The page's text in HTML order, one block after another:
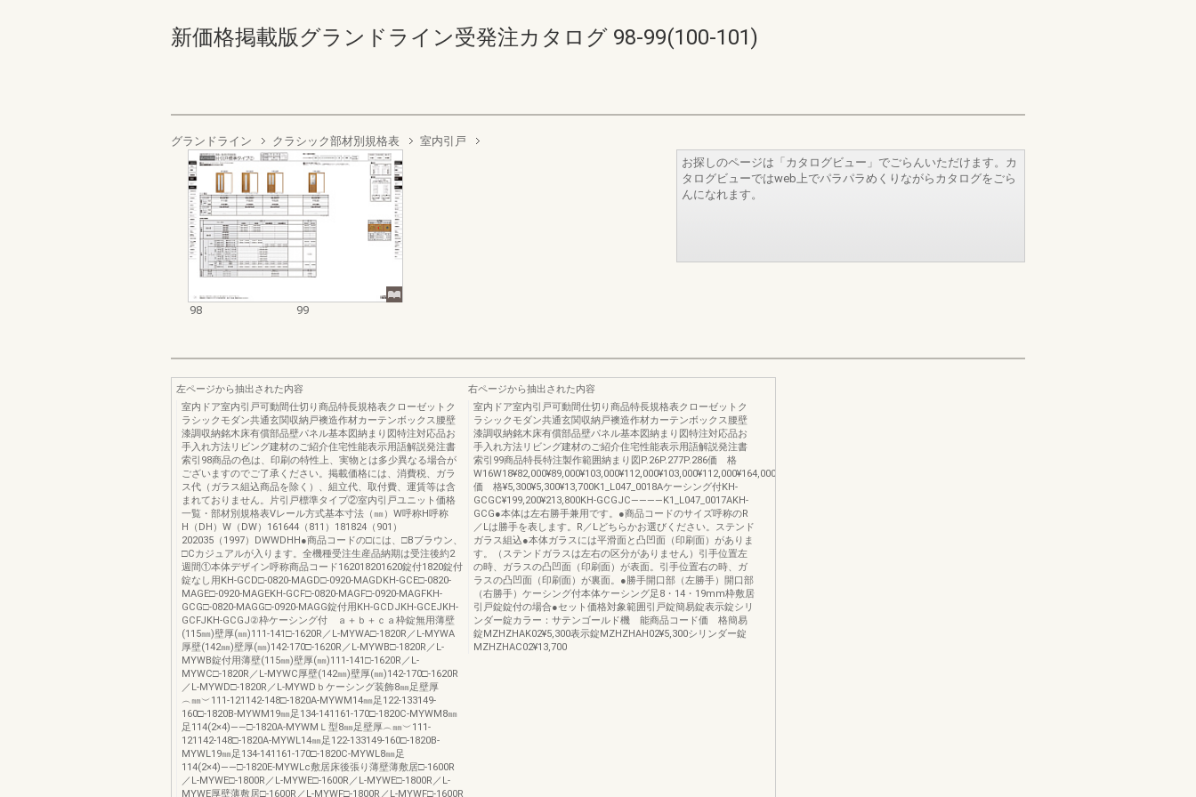
新価格掲載版グランドライン受発注カタログ 98-99(100-101)
グランドライン クラシック部材別規格表 室内引戸
98 99
お探しのページは「カタログビュー」でごらんいただけます。カ
タログビューではweb上でパラパラめくりながらカタログをごら
んになれます。
左ページから抽出された内容
室内ドア室内引戸可動間仕切り商品特長規格表クローゼットク
ラシックモダン共通玄関収納戸襖造作材カーテンボックス腰壁
漆調収納銘木床有償部品壁パネル基本図納まり図特注対応品お
手入れ方法リビング建材のご紹介住宅性能表示用語解説発注書
索引98商品の色は、印刷の特性上、実物とは多少異なる場合が
ございますのでご了承ください。掲載価格には、消費税、ガラ
ス代（ガラス組込商品を除く）、組立代、取付費、運賃等は含
まれておりません。片引戸標準タイプ②室内引戸ユニット価格
一覧・部材別規格表Vレール方式基本寸法（㎜）W呼称H呼称
H（DH）W（DW）161644（811）181824（901）
202035（1997）DWWDHH●商品コードの□には、□Bブラウン、
□Cカジュアルが入ります。全機種受注生産品納期は受注後約2
週間①本体デザイン呼称商品コード162018201620錠付1820錠付
錠なし用KH-GCD□-0820-MAGD□-0920-MAGDKH-GCE□-0820-
MAGE□-0920-MAGEKH-GCF□-0820-MAGF□-0920-MAGFKH-
GCG□-0820-MAGG□-0920-MAGG錠付用KH-GCDJKH-GCEJKH-
GCFJKH-GCGJ②枠ケーシング付 ａ＋ｂ＋ｃａ枠錠無用薄壁
(115㎜)壁厚(㎜)111-141□-1620R／L-MYWA□-1820R／L-MYWA
厚壁(142㎜)壁厚(㎜)142-170□-1620R／L-MYWB□-1820R／L-
MYWB錠付用薄壁(115㎜)壁厚(㎜)111-141□-1620R／L-
MYWC□-1820R／L-MYWC厚壁(142㎜)壁厚(㎜)142-170□-1620R
／L-MYWD□-1820R／L-MYWDｂケーシング装飾8㎜足壁厚
︵㎜︶111-121142-148□-1820A-MYWM14㎜足122-133149-
160□-1820B-MYWM19㎜足134-141161-170□-1820C-MYWM8㎜
足114(2×4)――□-1820A-MYWMＬ型8㎜足壁厚︵㎜︶111-
121142-148□-1820A-MYWL14㎜足122-133149-160□-1820B-
MYWL19㎜足134-141161-170□-1820C-MYWL8㎜足
114(2×4)――□-1820E-MYWLc敷居床後張り薄壁薄敷居□-1600R
／L-MYWE□-1800R／L-MYWE□-1600R／L-MYWE□-1800R／L-
MYWE厚壁薄敷居□-1600R／L-MYWF□-1800R／L-MYWF□-1600R
右ページから抽出された内容
室内ドア室内引戸可動間仕切り商品特長規格表クローゼットク
ラシックモダン共通玄関収納戸襖造作材カーテンボックス腰壁
漆調収納銘木床有償部品壁パネル基本図納まり図特注対応品お
手入れ方法リビング建材のご紹介住宅性能表示用語解説発注書
索引99商品特長特注製作範囲納まり図P.26P.277P.286価 格
W16W18¥82,000¥89,000¥103,000¥112,000¥103,000¥112,000¥164,000¥177,000¥19,400¥20,500¥22,400¥23,500¥10,500¥5,300¥5,800
価 格¥5,300¥5,300¥13,700K1_L047_0018Aケーシング付KH-
GCGC¥199,200¥213,800KH-GCGJC――――K1_L047_0017AKH-
GCG●本体は左右勝手兼用です。●商品コードのサイズ呼称のR
／Lは勝手を表します。R／Lどちらかお選びください。ステンド
ガラス組込●本体ガラスには平滑面と凸凹面（印刷面）がありま
す。（ステンドガラスは左右の区分がありません）引手位置左
の時、ガラスの凸凹面（印刷面）が表面。引手位置右の時、ガ
ラスの凸凹面（印刷面）が裏面。●勝手開口部（左勝手）開口部
（右勝手）ケーシング付本体ケーシング足8・14・19mm枠敷居
引戸錠錠付の場合●セット価格対象範囲引戸錠簡易錠表示錠シリ
ンダー錠カラー：サテンゴールド機 能商品コード価 格簡易
錠MZHZHAK02¥5,300表示錠MZHZHAH02¥5,300シリンダー錠
MZHZHAC02¥13,700